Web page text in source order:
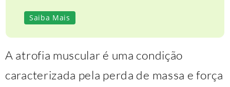
Saiba Mais
A atrofia muscular é uma condição
caracterizada pela perda de massa e força